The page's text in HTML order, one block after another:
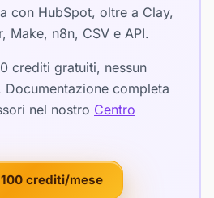
con HubSpot, oltre a Clay,
Make, n8n, CSV e API.
crediti gratuiti, nessun
Documentazione completa
nel nostro Centro
crediti/mese